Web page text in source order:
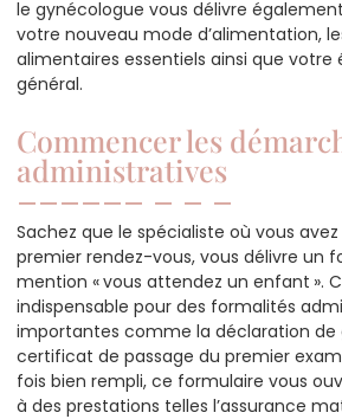
le gynécologue vous délivre
votre nouveau mode d’alimentation,
alimentaires essentiels ainsi que
général.
Commencer les
administratives
Sachez que le spécialiste où vous
premier rendez-vous, vous délivre un
mention « vous attendez un enfant ».
indispensable pour des formalités
importantes comme la déclaration de
certificat de passage du premier
fois bien rempli, ce formulaire vous
à des prestations telles l’assurance